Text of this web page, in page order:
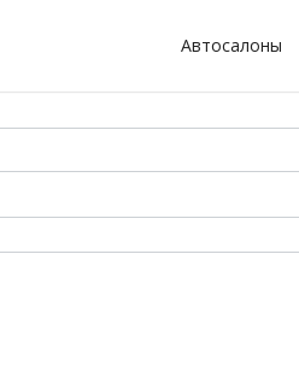
Автосалоны